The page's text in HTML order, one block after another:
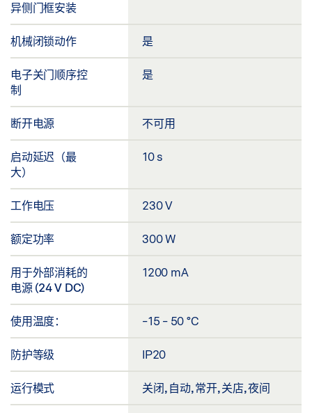
异侧门框安装
机械闭锁动作 是
电子关门顺序控
制
是
断开电源 不可用
启动延迟（最
大）
10 s
工作电压 230 V
额定功率 300 W
用于外部消耗的
电源 (24 V DC)
1200 mA
使用温度： -15 - 50 °C
防护等级 IP20
运行模式 关闭, 自动, 常开, 关店, 夜间